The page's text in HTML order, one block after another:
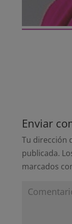
Enviar
Tu dirección
publicada.
marcados